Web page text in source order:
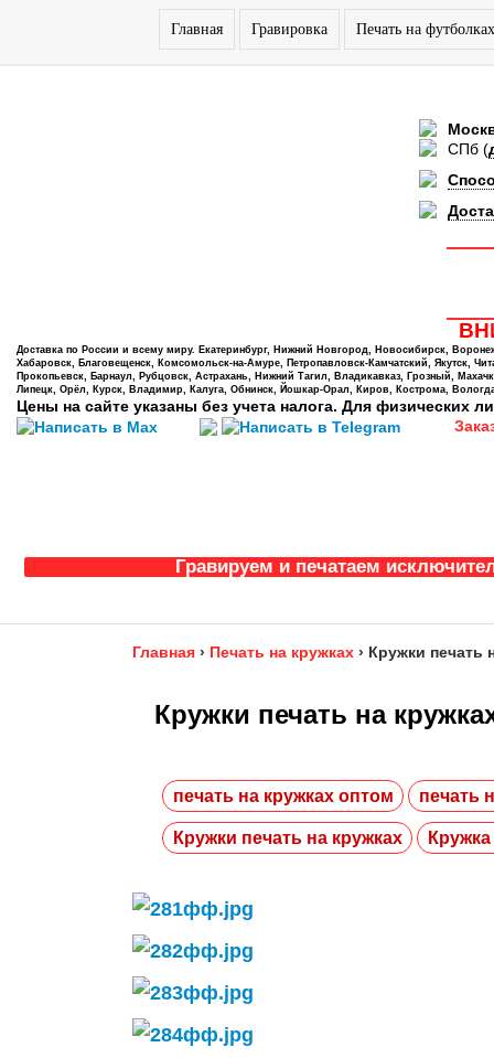
Главная Гравировка Печать на футболках
СПб (
Доставка по России и всему миру. Екатеринбург, Нижний Новгород, Новосибирск,
Хабаровск, Благовещенск, Комсомольск-на-Амуре, Петропавловск-Камчатский, Якутск,
Прокопьевск, Барнаул, Рубцовск, Астрахань, Нижний Тагил, Владикавказ, Грозный,
Липецк, Орёл, Курск, Владимир, Калуга, Обнинск, Йошкар-Орал, Киров, Кострома,
Цены на сайте указаны без учета налога. Для физических
Гравируем и печатаем
Главная › Печать на кружках › Кружки печать
Кружки печать на
печать на кружках оптом печать
Кружки печать на кружках